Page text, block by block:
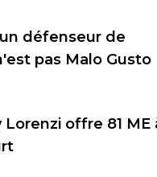
défenseur de
pas Malo Gusto
Lorenzi offre 81 ME